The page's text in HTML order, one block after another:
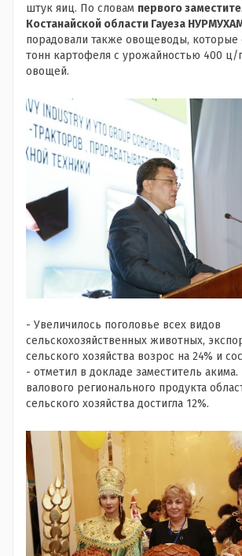
штук яиц. По словам первого
Костанайской области Гауеза
порадовали также овощеводы, которые
тонн картофеля с урожайностью 400 ц/
овощей.
- Увеличилось поголовье всех видов
сельскохозяйственных животных,
сельского хозяйства возрос на 24% и
- отметил в докладе заместитель
валового регионального продукта
сельского хозяйства достигла 12%.